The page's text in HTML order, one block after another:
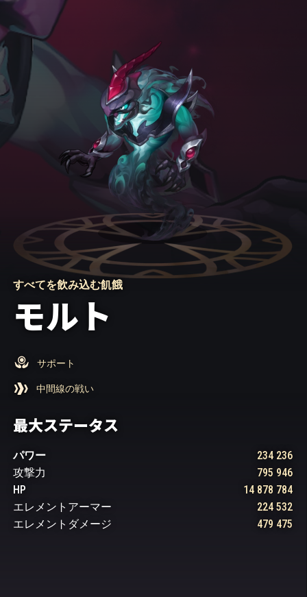
すべてを飲み込む飢餓
モルト
サポート
中間線の戦い
最大ステータス
パワー
234 236
攻撃力
795 946
HP
14 878 784
エレメントアーマー
224 532
エレメントダメージ
479 475